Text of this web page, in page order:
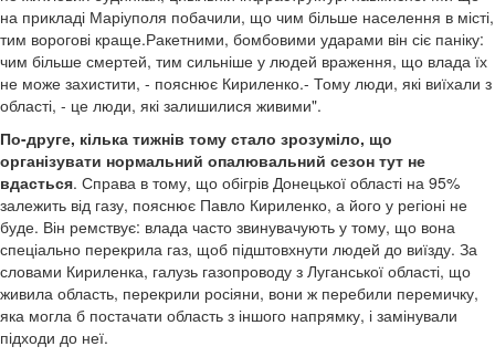
на прикладі Маріуполя побачили, що чим більше населення в місті,
тим ворогові краще.Ракетними, бомбовими ударами він сіє паніку:
чим більше смертей, тим сильніше у людей враження, що влада їх
не може захистити, - пояснює Кириленко.- Тому люди, які виїхали з
області, - це люди, які залишилися живими".
По-друге, кілька тижнів тому стало зрозуміло, що
організувати нормальний опалювальний сезон тут не
вдасться. Справа в тому, що обігрів Донецької області на 95%
залежить від газу, пояснює Павло Кириленко, а його у регіоні не
буде. Він ремствує: влада часто звинувачують у тому, що вона
спеціально перекрила газ, щоб підштовхнути людей до виїзду. За
словами Кириленка, галузь газопроводу з Луганської області, що
живила область, перекрили росіяни, вони ж перебили перемичку,
яка могла б постачати область з іншого напрямку, і замінували
підходи до неї.